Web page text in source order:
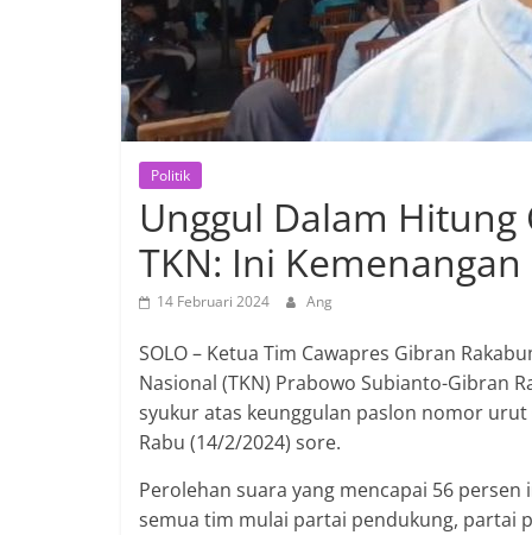
Politik
Unggul Dalam Hitung
TKN: Ini
14 Februari 2024 Ang
SOLO – Ketua Tim Cawapres Gibran
Nasional (TKN) Prabowo Subianto-Gibran
syukur atas keunggulan paslon nomor
Rabu (14/2/2024) sore.
Perolehan suara yang mencapai 56
semua tim mulai partai pendukung, partai